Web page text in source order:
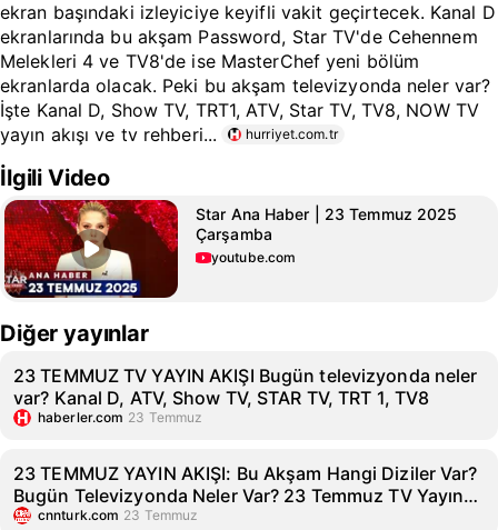
ekran başındaki izleyiciye keyifli vakit geçirtecek. Kanal D
ekranlarında bu akşam Password, Star TV'de Cehennem
Melekleri 4 ve TV8'de ise MasterChef yeni bölüm
ekranlarda olacak. Peki bu akşam televizyonda neler var?
İşte Kanal D, Show TV, TRT1, ATV, Star TV, TV8, NOW TV
yayın akışı ve tv rehberi...
hurriyet.com.tr
İlgili Video
Star Ana Haber | 23 Temmuz 2025
Çarşamba
youtube.com
Diğer yayınlar
23 TEMMUZ TV YAYIN AKIŞI Bugün televizyonda neler
var? Kanal D, ATV, Show TV, STAR TV, TRT 1, TV8
haberler.com 23 Temmuz
23 TEMMUZ YAYIN AKIŞI: Bu Akşam Hangi Diziler Var?
Bugün Televizyonda Neler Var? 23 Temmuz TV Yayın
Akışı Listesi
cnnturk.com 23 Temmuz